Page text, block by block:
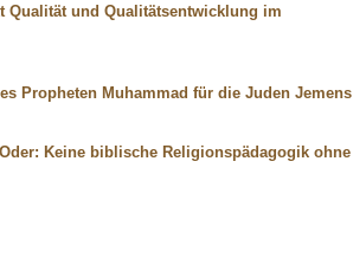
Qualität und Qualitätsentwicklung im
Propheten Muhammad für die Juden Jemens
Keine biblische Religionspädagogik ohne